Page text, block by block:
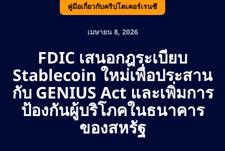
คู่มือเกี่ยวกับคริปโตเคอร์เรนซี
เมษายน 8, 2026
FDIC เสนอกฎระเบียบ
Stablecoin ใหม่เพื่อประสาน
กับ GENIUS Act และเพิ่มการ
ป้องกันผู้บริโภคในธนาคาร
ของสหรัฐ